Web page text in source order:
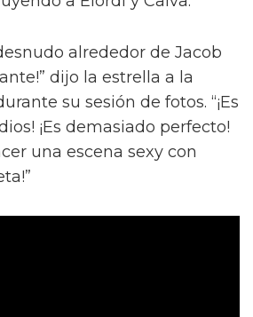
alrededor de Jacob
dijo la estrella a la
su sesión de fotos. “¡Es
¡Es demasiado perfecto!
una escena sexy con